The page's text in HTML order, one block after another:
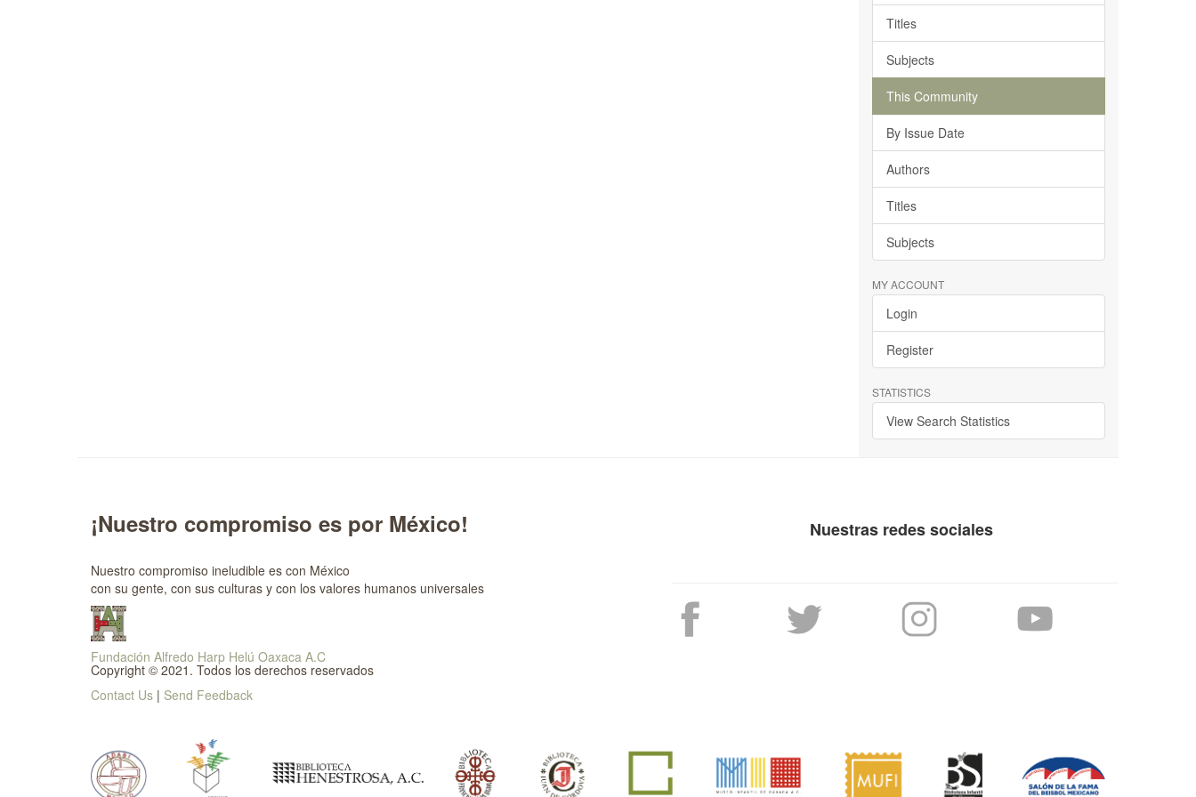
Titles
Subjects
This Community
By Issue Date
Authors
Titles
Subjects
MY ACCOUNT
Login
Register
STATISTICS
View Search Statistics
¡Nuestro compromiso es por México!
Nuestro compromiso ineludible es con México
con su gente, con sus culturas y con los valores humanos universales
Fundación Alfredo Harp Helú Oaxaca A.C
Copyright © 2021. Todos los derechos reservados
Contact Us | Send Feedback
Nuestras redes sociales